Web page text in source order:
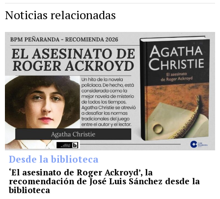
Noticias relacionadas
Desde la biblioteca
‘El asesinato de Roger Ackroyd’, la
recomendación de José Luis Sánchez desde la
biblioteca